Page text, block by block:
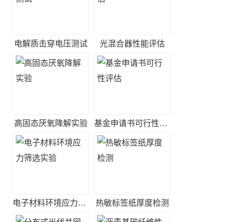
电解质击穿电压测试 光混合器性能评估
高固态厌氧降解实验 基金申请书可行性评估
电子材料环境应力筛选实验 热敏标签纸厚度检测